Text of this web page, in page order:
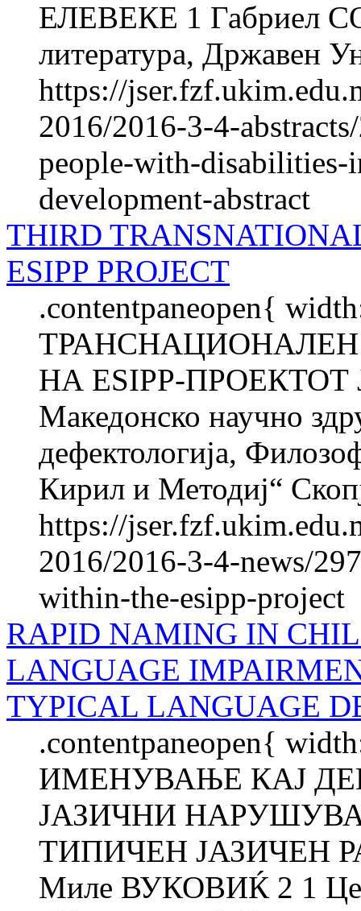
ЕЛЕВЕКЕ 1 Габриел
литература, Државен
https://
2016/2016-3-4-
people-with-
development-abstract
THIRD
ESIPP PROJECT
.contentpaneopen{
НА ESIPP-
Македонско научно
дефектологија,
Кирил и Методиј“
https://
2016/2016-3-4-news/
within-the-esipp-project
RAPID NAMING IN
LANGUAGE
TYPICAL LANGUAGE
.contentpaneopen{
ИМЕНУВАЊЕ КАЈ
ЈАЗИЧНИ
ТИПИЧЕН ЈАЗИЧЕН
Миле ВУКОВИЌ 2 1